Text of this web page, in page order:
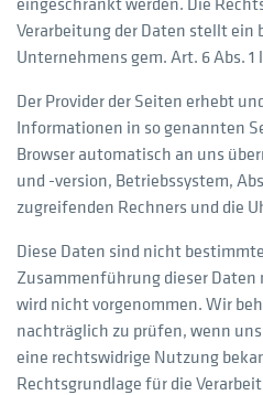
Verarbeitung der Daten stellt ein
Unternehmens gem. Art. 6 Abs. 1
Der Provider der Seiten erhebt
Informationen in so genannten
Browser automatisch an uns
und -version, Betriebssystem,
zugreifenden Rechners und die
Diese Daten sind nicht
Zusammenführung dieser
wird nicht vorgenommen. Wir
nachträglich zu prüfen, wenn
eine rechtswidrige Nutzung
Rechtsgrundlage für die